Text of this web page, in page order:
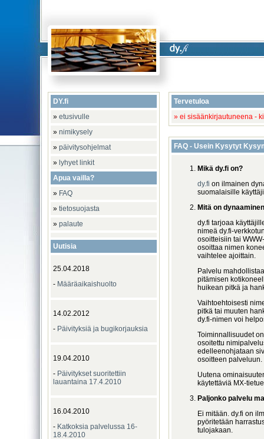
DY.fi
» etusivulle
» nimikysely
» päivitysohjelmat
» lyhyet linkit
Apua vailla?
» FAQ
» tietosuojasta
» palaute
Uutisia
25.04.2018
- Määräaikaishuolto
14.02.2012
- Päivityksiä ja bugikorjauksia
19.04.2010
- Päivitykset suoritettiin
lauantaina 17.4.2010
16.04.2010
- Katkoksia palvelussa 16-
18.4.2010
Tervetuloa
» ei sisäänkirjautuneena -
FAQ - Usein Kysytyt
Mikä dy.fi on?
dy.fi on ilmainen
suomalaisille
Mitä on
dy.fi tarjoaa
nimeä dy.fi-
osoitteisiin tai
osoittaa nimen
vaihtelee ajoittain.
Palvelu
pitämisen
huikean pitkä ja
Vaihtoehtoisesti
pitkä tai muuten
dy.fi-nimen voi
Toiminnallisuudet
osoitettu
edelleenohjataan
osoitteen palveluun.
Uutena
käytettäviä MX-
Paljonko palvelu
Ei mitään. dy.fi on
pyöritetään
tulojakaan.